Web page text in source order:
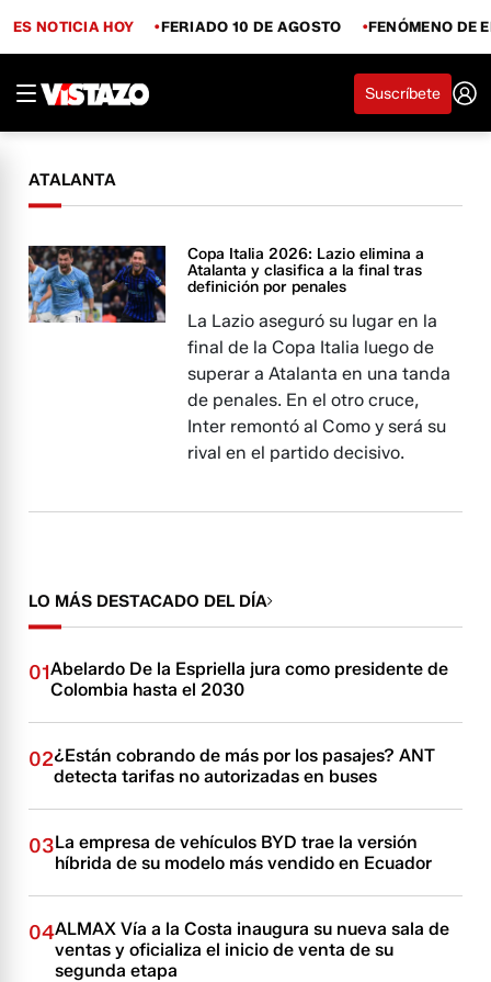
ES NOTICIA HOY FERIADO 10 DE AGOSTO FENÓMENO DE
Suscríbete
ATALANTA
Copa Italia 2026: Lazio elimina a
Atalanta y clasifica a la final tras
definición por penales
La Lazio aseguró su lugar en la
final de la Copa Italia luego de
superar a Atalanta en una tanda
de penales. En el otro cruce,
Inter remontó al Como y será su
rival en el partido decisivo.
LO MÁS DESTACADO DEL DÍA
01Abelardo De la Espriella jura como presidente de
Colombia hasta el 2030
02¿Están cobrando de más por los pasajes? ANT
detecta tarifas no autorizadas en buses
03La empresa de vehículos BYD trae la versión
híbrida de su modelo más vendido en Ecuador
04ALMAX Vía a la Costa inaugura su nueva sala de
ventas y oficializa el inicio de venta de su
segunda etapa